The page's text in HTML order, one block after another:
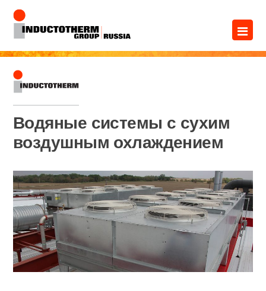
×
Перейти
содержимому
Водяные системы с сухим
воздушным охлаждением